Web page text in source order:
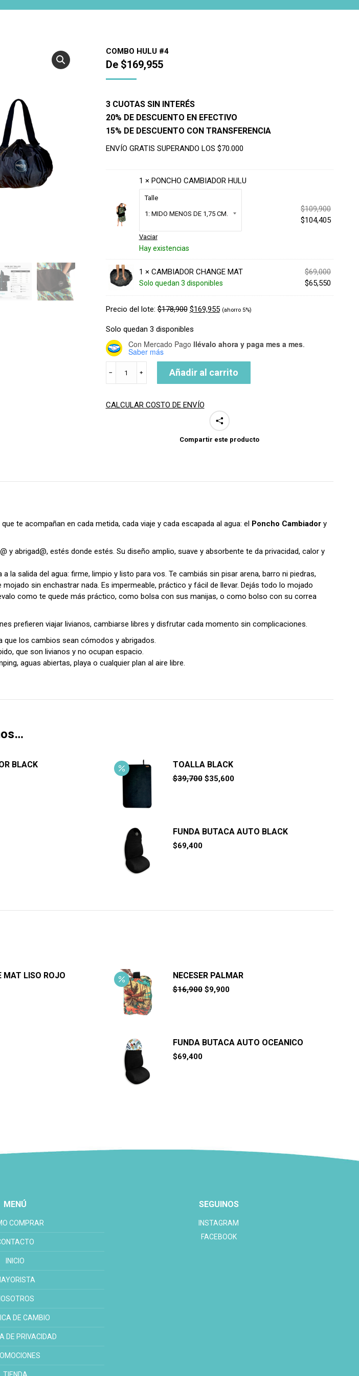
COMBO HULU #4
De $169,955
3 CUOTAS SIN INTERÉS
20% DE DESCUENTO EN EFECTIVO
15% DE DESCUENTO CON TRANSFERENCIA
ENVÍO GRATIS SUPERANDO LOS $70.000
1 × PONCHO CAMBIADOR HULU
Talle
Vaciar
Hay existencias
$109,900El
precio
$104,405El
1 × CAMBIADOR CHANGE MAT
Solo quedan 3 disponibles
$69,000El
precio
original
$65,550El
precio
Precio del lote: $178,900 $169,955 (ahorro 5%)
Solo quedan 3 disponibles
Con Mercado Pago llévalo ahora y paga mes a mes.
Saber más
MAT
HULU
﹣ ﹢ Añadir al carrito
CALCULAR COSTO DE ENVÍO
Compartir este producto
te acompañan en cada metida, cada viaje y cada escapada al agua: el Poncho Cambiador y
y abrigad@, estés donde estés. Su diseño amplio, suave y absorbente te da privacidad, calor y
la salida del agua: firme, limpio y listo para vos. Te cambiás sin pisar arena, barro ni piedras,
sin enchastrar nada. Es impermeable, práctico y fácil de llevar. Dejás todo lo mojado
como te quede más práctico, como bolsa con sus manijas, o como bolso con su correa
prefieren viajar livianos, cambiarse libres y disfrutar cada momento sin complicaciones.
que los cambios sean cómodos y abrigados.
que son livianos y no ocupan espacio.
aguas abiertas, playa o cualquier plan al aire libre.
BLACK TOALLA BLACK
$39,700 El
$35,600El
FUNDA BUTACA AUTO BLACK
$69,400
MAT LISO ROJO NECESER PALMAR
$16,900 El
$9,900El
FUNDA BUTACA AUTO OCEANICO
$69,400
MENÚ
COMPRAR
INICIO
DE CAMBIO
DE PRIVACIDAD
SEGUINOS
INSTAGRAM
FACEBOOK